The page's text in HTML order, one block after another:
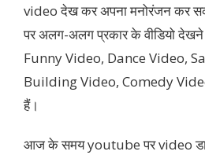
video देख कर अपना मनोरंजन कर
पर अलग-अलग प्रकार के वीडियो
Funny Video, Dance Video,
Building Video, Comedy Video
हैं।
आज के समय youtube पर video